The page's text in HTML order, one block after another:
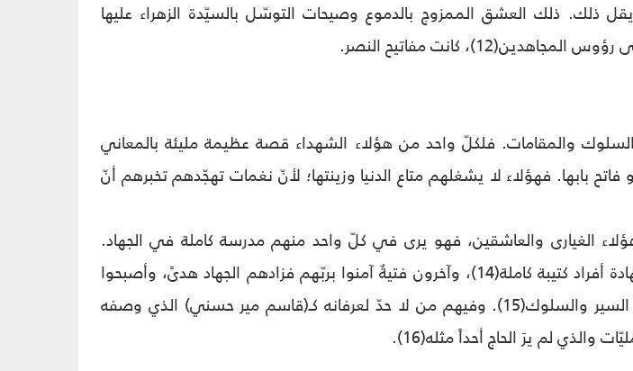
ذلك العشق الممزوج بالدموع وصيحات التوسّل بالسيّدة الزهراء عليها
كانت مفاتيح النصر.
والمقامات. فلكلّ واحد من هؤلاء الشهداء قصة عظيمة مليئة بالمعاني
هو فاتح بابها. فهؤلاء لا يشغلهم متاع الدنيا وزينتها؛ لأنّ نغمات تهجّدهم تخبرهم أنّ
الغيارى والعاشقين، فهو يرى في كلّ واحد منهم مدرسة كاملة في الجهاد.
بعضهم قادة كانت شهادتهم بالنسبة إليه كشهادة أفراد كتيبة كاملة(14)، وآخرون فتيةٌ آمنوا بربّهم فزادهم الجهاد هدىً، وأصبحوا
بمنزلة عارف حقيقيّ، يحمل سبعين سنة من السير والسلوك(15). وفيهم من لا حدّ لعرفانه كـ(قاسم مير حسني) الذي وصفه
والذي لم يرَ الحاج أحداً مثله(16).